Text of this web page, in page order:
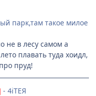
парк,там такое милое
не в лесу самом а
плавать туда хоидл,
пруд!
- 4iTEЯ